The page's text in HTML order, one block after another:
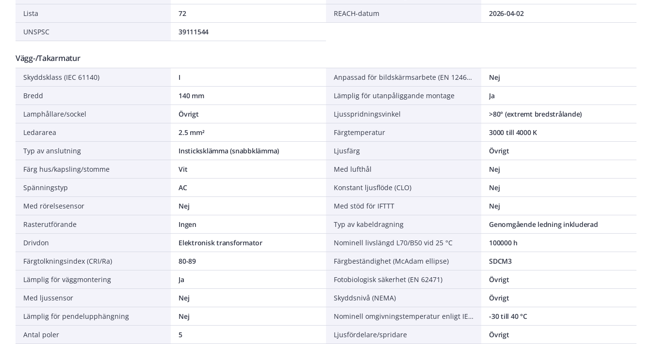
Lista
72
UNSPSC
39111544
REACH-datum
2026-04-02
Vägg-/Takarmatur
Skyddsklass (IEC 61140)
I
Bredd
140 mm
Lamphållare/sockel
Övrigt
Ledararea
2.5 mm²
Typ av anslutning
Insticksklämma (snabbklämma)
Färg hus/kapsling/stomme
Vit
Spänningstyp
AC
Med rörelsesensor
Nej
Rasterutförande
Ingen
Drivdon
Elektronisk transformator
Färgtolkningsindex (CRI/Ra)
80-89
Lämplig för väggmontering
Ja
Med ljussensor
Nej
Lämplig för pendelupphängning
Nej
Antal poler
5
Anpassad för bildskärmsarbete (EN 12464-1)
Nej
Lämplig för utanpåliggande montage
Ja
Ljusspridningsvinkel
>80° (extremt bredstrålande)
Färgtemperatur
3000 till 4000 K
Ljusfärg
Övrigt
Med lufthål
Nej
Konstant ljusflöde (CLO)
Nej
Med stöd för IFTTT
Nej
Typ av kabeldragning
Genomgående ledning inkluderad
Nominell livslängd L70/B50 vid 25 °C
100000 h
Färgbeständighet (McAdam ellipse)
SDCM3
Fotobiologisk säkerhet (EN 62471)
Övrigt
Skyddsnivå (NEMA)
Övrigt
Nominell omgivningstemperatur enligt IEC 62722-2-1
-30 till 40 °C
Ljusfördelare/spridare
Övrigt